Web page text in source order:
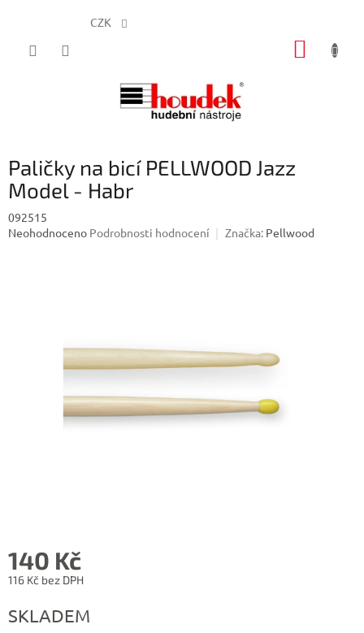
CZK
Paličky na bicí PELLWOOD Jazz
Model - Habr
092515
Průměrné
Neohodnoceno Podrobnosti hodnocení Značka: Pellwood
140 Kč
116 Kč bez DPH
cena:
SKLADEM